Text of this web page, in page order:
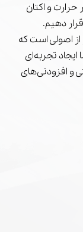
حرارت و اکتان
دهیم.
اصولی است که
تجربه‌ای
و افزودنی‌های